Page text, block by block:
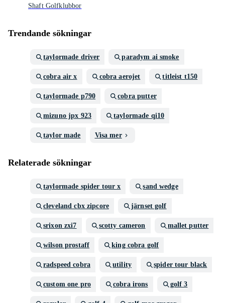
Shaft Golfklubbor
Trendande sökningar
taylormade driver paradym ai smoke
cobra air x cobra aerojet titleist t150
taylormade p790 cobra putter
mizuno jpx 923 taylormade qi10
taylor made Visa mer
Relaterade sökningar
taylormade spider tour x sand wedge
cleveland cbx zipcore järnset golf
srixon zxi7 scotty cameron mallet putter
wilson prostaff king cobra golf
radspeed cobra utility spider tour black
custom one pro cobra irons golf 3